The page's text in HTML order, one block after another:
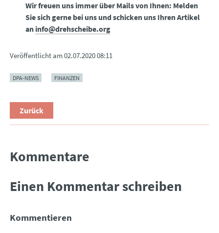
Wir freuen uns immer über Mails von Ihnen: Melden
Sie sich gerne bei uns und schicken uns Ihren Artikel
an info@drehscheibe.org
Veröffentlicht am02.07.2020 08:11
DPA-NEWS FINANZEN
Zurück
Kommentare
Einen Kommentar schreiben
Kommentieren